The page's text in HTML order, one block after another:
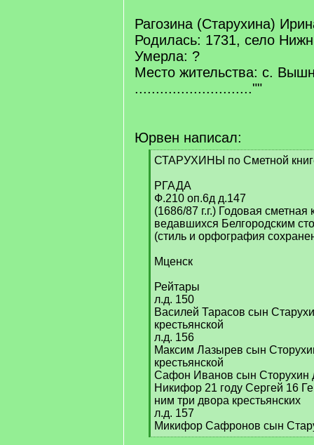
Рагозина (Старухина)
Родилась: 1731, село
Умерла: ?
Место жительства: с.
............................""
Юрвен написал:
[
]
СТАРУХИНЫ по Сметной
РГАДА
Ф.210 оп.6д д.147
(1686/87 г.г.) Годовая сметная
ведавшихся Белгородским
(стиль и орфография
Мценск
Рейтары
л.д. 150
Василей Тарасов сын
крестьянской
л.д. 156
Максим Лазырев сын
крестьянской
Сафон Иванов сын Сторухин
Никифор 21 году Сергей 16
ним три двора крестьянских
л.д. 157
Микифор Сафронов сын
[